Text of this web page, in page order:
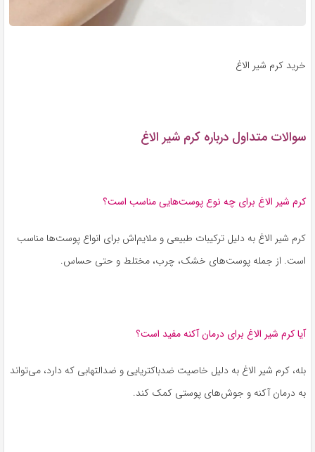
خرید کرم شیر الاغ
سوالات متداول درباره کرم شیر الاغ
کرم شیر الاغ برای چه نوع پوست‌هایی مناسب است؟
کرم شیر الاغ به دلیل ترکیبات طبیعی و ملایم‌اش برای انواع پوست‌ها مناسب
است. از جمله پوست‌های خشک، چرب، مختلط و حتی حساس.
آیا کرم شیر الاغ برای درمان آکنه مفید است؟
بله، کرم شیر الاغ به دلیل خاصیت ضدباکتریایی و ضدالتهابی که دارد، می‌تواند
به درمان آکنه و جوش‌های پوستی کمک کند.